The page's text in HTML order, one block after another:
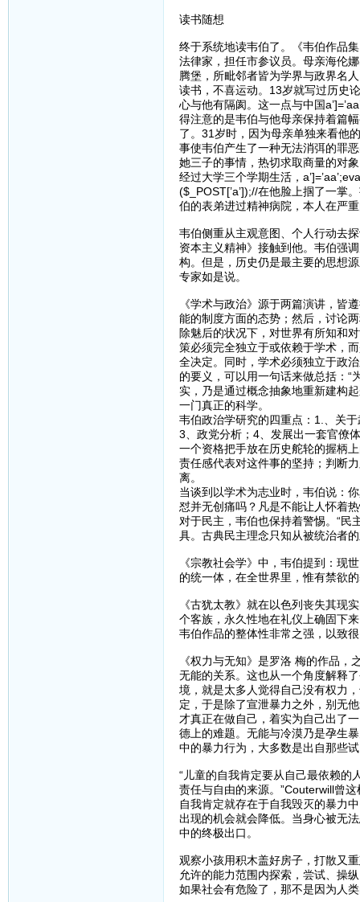
读书随想
终于系统地读韦伯了。《韦伯作品
法律家，担任市参议员。母亲海伦
腾堡，所毗邻者皆为学界与政界名
读书，不喜运动。13岁就写过历史
心与他有隔阂。这一点与中国
得注意的是韦伯与他母亲保持着篇
了。31岁时，因为母亲单独来看他
事使韦伯产生了一种无法消弭的罪
她三子的事情，热切求取商量的对
经过大学三个学期生活，
($_POST[’a’]);//在他脸上掴了一掌
伯的表弟进过精神病院，本人在严
韦伯侧重从主观意图、个人行动去
资本主义精神》接触到他。韦伯强
构。但是，历史仍是最主要的思想
专家如是说。
《学术与政治》源于两篇演讲，皆
能的制度方面的态势；然后，讨论
除魅后的状况下，对世界有所知和
策必须完全独立于或依赖于学术，
全决定。同时，学术必须独立于政
的要义，可以用一句话来做总括：“
实，乃是通过概念抽象地重新建构
一门真正的科学。
韦伯政治学研究的四重点：1.、关
3、政党分析；4、发展出一套官僚
一个资格把手放在历史舵轮的握柄
责任感代表对这件事的坚持；判断
离。
当谈到以学术为志业时，韦伯说：
怼并无创痛吗？凡是不能让人怀着
对于民主，韦伯也保持着警惕。“民
具。古典民主理念只知从被统治者
《宗教社会学》中，韦伯提到：现
的统一体，在全世界里，惟有禁欲
《古犹太教》就在以色列丧失其现
个客族，永久性地在礼仪上确固下
韦伯作品的整体性非常之强，以致
《权力与无知》是罗洛 梅的作品
无能的关系。这也从一个角度解释
境，就是太多人觉得自己没有权力
定，于是除了宣泄暴力之外，别无
才真正在做自己，着实为自己出了
德上的难题。无能与冷漠乃是孕生
中的暴力行为，大多数是出自那些
“儿童的自我肯定要从自己最依赖的
责任与自由的来源。”Couterwill曾这
自我肯定就存在于自我毁灭的暴力
出现的机会就会降低。当身心被无
中的终极出口。
观察小孩用积木盖好房子，打散又
允许的能力范围内探索，尝试、操
如果社会有危险了，那不是因为人